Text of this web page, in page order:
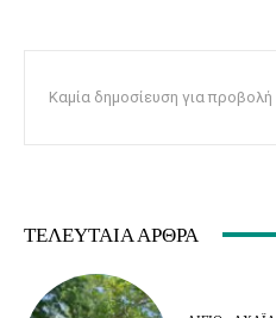
Καμία δημοσίευση για προβολή
ΤΕΛΕΥΤΑΊΑ ΆΡΘΡΑ